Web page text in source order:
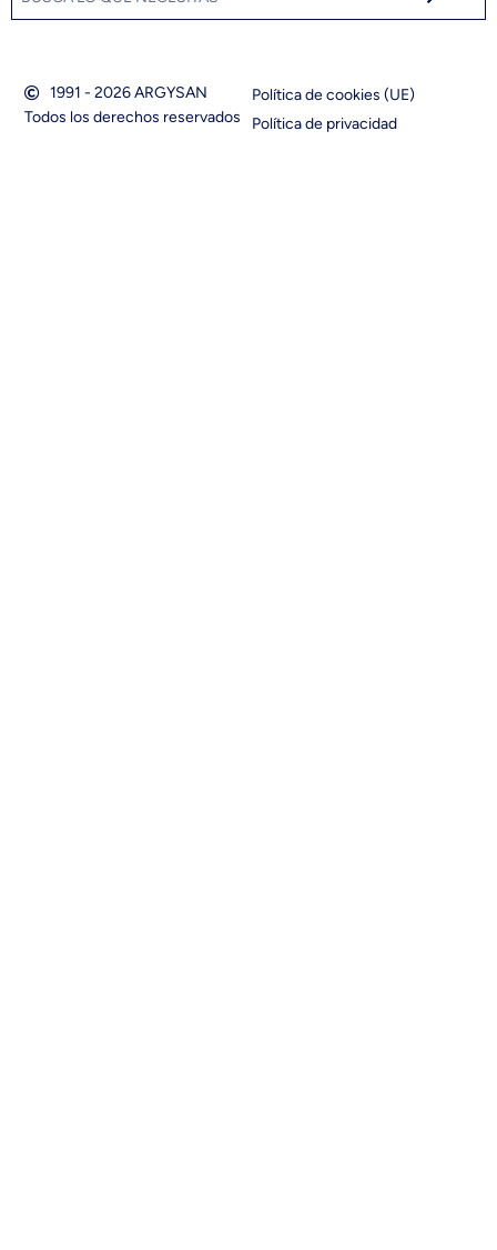
1991 - 2026 ARGYSAN
Todos los derechos reservados
Política de cookies (UE)
Política de privacidad